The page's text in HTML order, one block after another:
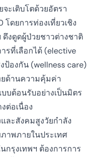
ะเติบโตด้วยอัตรา
โดยการท่องเที่ยวเชิง
งดูดผู้ป่วยชาวต่างชาติ
รที่เลือกได้ (elective
ป้องกัน (wellness care)
ยด้านความคุ้มค่า
บต้อนรับอย่างเป็นมิตร
ต่อเนื่อง
ละสังคมสูงวัยกำลัง
าพภายในประเทศ
รุงเทพฯ ต้องการการ